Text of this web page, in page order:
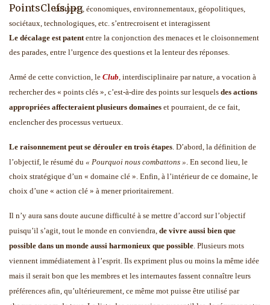
culturels, économiques, environnementaux, géopolitiques,
sociétaux, technologiques, etc. s’entrecroisent et interagissent
Le décalage est patententre la conjonction des menaces et le cloisonnement
des parades, entre l’urgence des questions et la lenteur des réponses.
Armé de cette conviction, le Club, interdisciplinaire par nature, a vocation à
rechercher des « points clés », c’est-à-dire des points sur lesquels des actions
appropriées affecteraient plusieurs domaines et pourraient, de ce fait,
enclencher des processus vertueux.
Le raisonnement peut se dérouler en trois étapes. D’abord, la définition de
l’objectif, le résumé du « Pourquoi nous combattons ». En second lieu, le
choix stratégique d’un « domaine clé ». Enfin, à l’intérieur de ce domaine, le
choix d’une « action clé » à mener prioritairement.
Il n’y aura sans doute aucune difficulté à se mettre d’accord sur l’objectif
puisqu’il s’agit, tout le monde en conviendra, de vivre aussi bien que
possible dans un monde aussi harmonieux que possible. Plusieurs mots
viennent immédiatement à l’esprit. Ils expriment plus ou moins la même idée
mais il serait bon que les membres et les internautes fassent connaître leurs
préférences afin, qu’ultérieurement, ce même mot puisse être utilisé par